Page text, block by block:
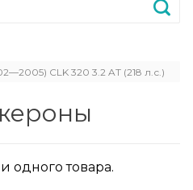
CLK 320 3.2 AT (218 л.с.)
одного товара.